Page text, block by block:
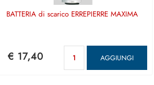
BATTERIA di scarico ERREPIERRE MAXIMA
€ 17,40 AGGIUNGI